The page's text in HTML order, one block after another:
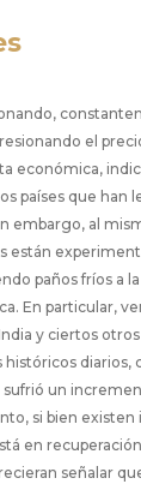
el
económica,
países que han
embargo, al
están
paños fríos a
En particular,
y ciertos
históricos diarios,
sufrió un
si bien existen
en
señalar